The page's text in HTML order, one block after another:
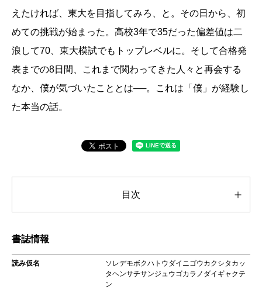
えたければ、東大を目指してみろ、と。その日から、初
めての挑戦が始まった。高校3年で35だった偏差値は二
浪して70、東大模試でもトップレベルに。そして合格発
表までの8日間、これまで関わってきた人々と再会する
なか、僕が気づいたこととは──。これは「僕」が経験し
た本当の話。
目次
書誌情報
読み仮名
ソレデモボクハトウダイニゴウカクシタカッ
タヘンサチサンジュウゴカラノダイギャクテ
ン